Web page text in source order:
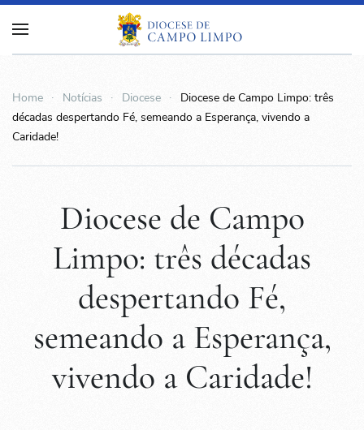
Home Notícias Diocese
Diocese de Campo Limpo: três
décadas despertando Fé, semeando a Esperança, vivendo a
Caridade!
Diocese de Campo
Limpo: três décadas
despertando Fé,
semeando a Esperança,
vivendo a Caridade!